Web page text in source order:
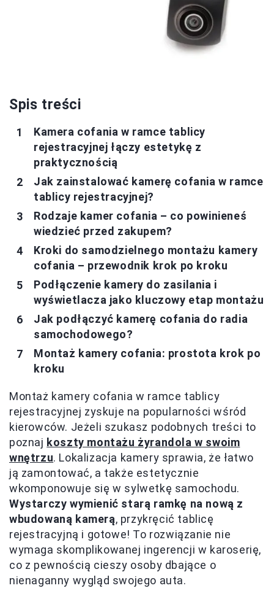
Spis treści
Kamera cofania w ramce tablicy
rejestracyjnej łączy estetykę z
praktycznością
Jak zainstalować kamerę cofania w ramce
tablicy rejestracyjnej?
Rodzaje kamer cofania – co powinieneś
wiedzieć przed zakupem?
Kroki do samodzielnego montażu kamery
cofania – przewodnik krok po kroku
Podłączenie kamery do zasilania i
wyświetlacza jako kluczowy etap montażu
Jak podłączyć kamerę cofania do radia
samochodowego?
Montaż kamery cofania: prostota krok po
kroku
Montaż kamery cofania w ramce tablicy
rejestracyjnej zyskuje na popularności wśród
kierowców. Jeżeli szukasz podobnych treści to
poznaj koszty montażu żyrandola w swoim
wnętrzu. Lokalizacja kamery sprawia, że łatwo
ją zamontować, a także estetycznie
wkomponowuje się w sylwetkę samochodu.
Wystarczy wymienić starą ramkę na nową z
wbudowaną kamerą, przykręcić tablicę
rejestracyjną i gotowe! To rozwiązanie nie
wymaga skomplikowanej ingerencji w karoserię,
co z pewnością cieszy osoby dbające o
nienaganny wygląd swojego auta.